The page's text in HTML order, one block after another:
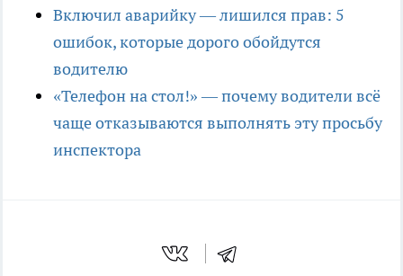
Включил аварийку — лишился прав: 5
ошибок, которые дорого обойдутся
водителю
«Телефон на стол!» — почему водители всё
чаще отказываются выполнять эту просьбу
инспектора